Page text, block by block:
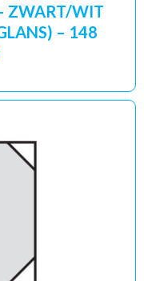
ZWART/WIT
– 148